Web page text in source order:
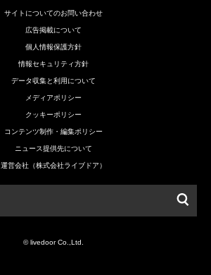
サイトについてのお問い合わせ
広告掲載について
個人情報保護方針
情報セキュリティ方針
データ収集と利用について
メディアポリシー
クッキーポリシー
コンテンツ制作・編集ポリシー
ニュース提供先について
運営会社（株式会社ライブドア）
© livedoor Co.,Ltd.